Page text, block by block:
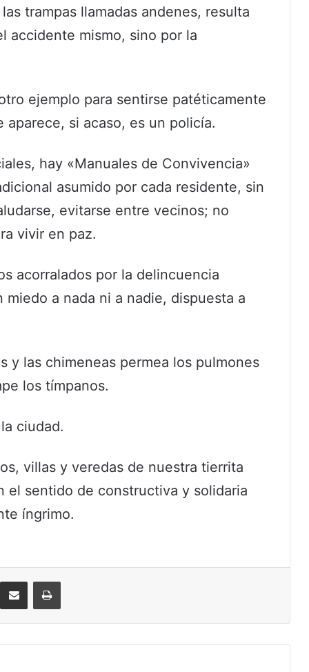
trampas llamadas andenes, resulta
accidente mismo, sino por la
ejemplo para sentirse patéticamente
si acaso, es un policía.
hay «Manuales de Convivencia»
asumido por cada residente, sin
evitarse entre vecinos; no
vivir en paz.
acorralados por la delincuencia
a nada ni a nadie, dispuesta a
y las chimeneas permea los pulmones
los tímpanos.
ciudad.
villas y veredas de nuestra tierrita
el sentido de constructiva y solidaria
íngrimo.
Compartir por correo electrónicoImprimir